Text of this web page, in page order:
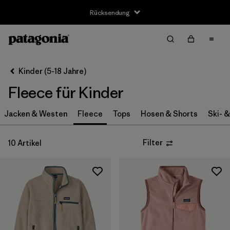
Rücksendung
Filter by
Größe
S (10)
M (10)
XL (10)
XXL
Kinder (5-18 Jahre)
Fleece für Kinder
Jacken & Westen Fleece Tops Hosen & Shorts Ski-
10 Artikel Filter